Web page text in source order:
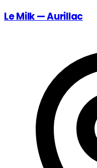
Le Milk — Aurillac